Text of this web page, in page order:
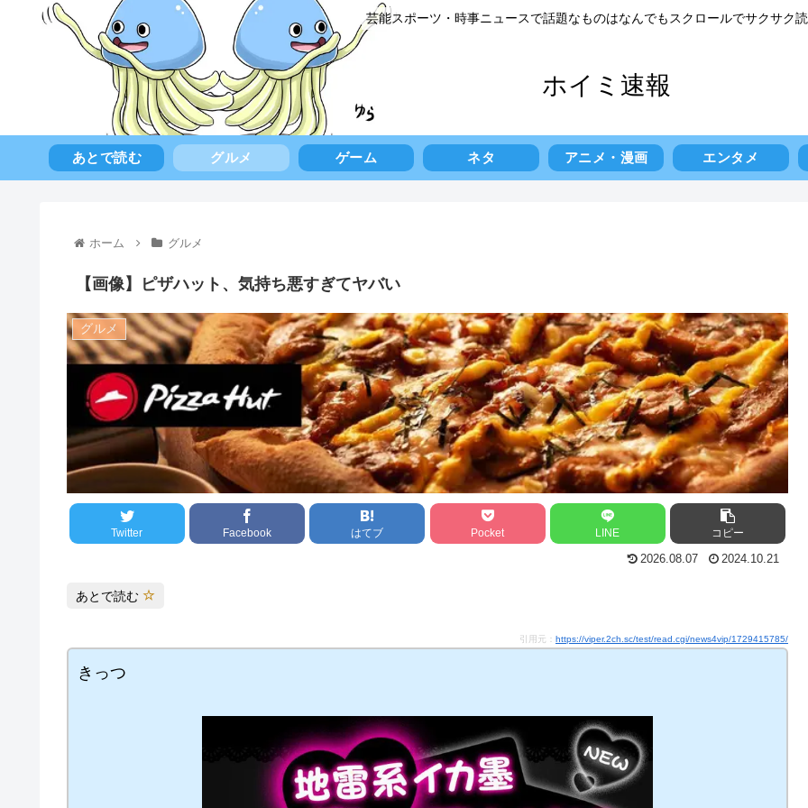
芸能スポーツ・時事ニュースで話題なものはなんでもスクロールでサクサク
ホイミ速報
あとで読む グルメ ゲーム ネタ アニメ・漫画 エンタメ
ホーム グルメ
【画像】ピザハット、気持ち悪すぎてヤバい
グルメ
Twitter Facebook はてブ Pocket LINE コピー
2026.08.07 2024.10.21
あとで読む
引用元： https://viper.2ch.sc/test/read.cgi/news4vip/1729415785/
きっつ